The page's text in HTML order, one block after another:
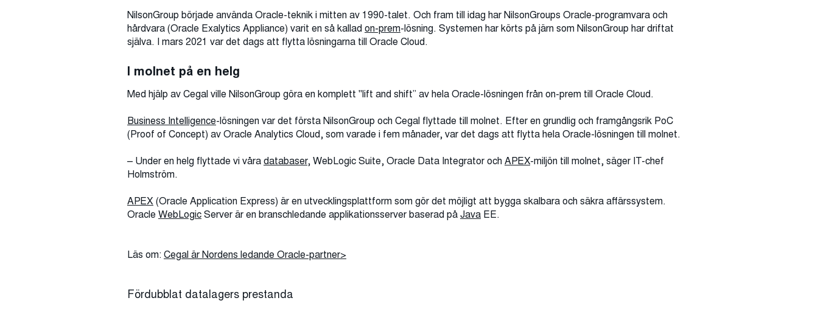
NilsonGroup började använda Oracle-teknik i mitten av 1990-talet. Och fram till idag har NilsonGroups Oracle-programvara och
hårdvara (Oracle Exalytics Appliance) varit en så kallad on-prem-lösning. Systemen har körts på järn som NilsonGroup har driftat
själva. I mars 2021 var det dags att flytta lösningarna till Oracle Cloud.
I molnet på en helg
Med hjälp av Cegal ville NilsonGroup göra en komplett "lift and shift” av hela Oracle-lösningen från on-prem till Oracle Cloud.
Business Intelligence-lösningen var det första NilsonGroup och Cegal flyttade till molnet. Efter en grundlig och framgångsrik PoC
(Proof of Concept) av Oracle Analytics Cloud, som varade i fem månader, var det dags att flytta hela Oracle-lösningen till molnet.
– Under en helg flyttade vi våradatabaser, WebLogic Suite, Oracle Data Integrator och APEX-miljön till molnet, säger IT-chef
Holmström.
APEX(Oracle Application Express) är en utvecklingsplattform som gör det möjligt att bygga skalbara och säkra affärssystem.
Oracle WebLogicServer är en branschledande applikationsserver baserad påJava EE.
Läs om:Cegal är Nordens ledande Oracle-partner>
Fördubblat datalagers prestanda